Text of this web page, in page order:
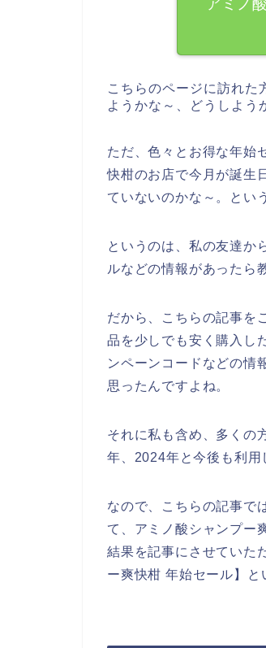
こちらのページに訪れた
ようかな～、どうしよう
ただ、色々とお得な年始
快柑のお店で今月が誕生
ていないのかな～。とい
というのは、私の友達か
ルなどの情報があったら
だから、こちらの記事を
品を少しでも安く購入し
ンペーンコードなどの情
思ったんですよね。
それに私も含め、多くの
年、2024年と今後も利用
なので、こちらの記事で
て、アミノ酸シャンプー
結果を記事にさせていた
ー爽快柑 年始セール】と